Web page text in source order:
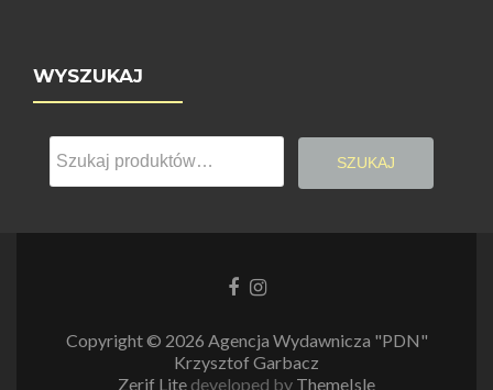
WYSZUKAJ
Szukaj:
SZUKAJ
LinkLink
Copyright © 2026 Agencja Wydawnicza "PDN"
Krzysztof Garbacz
Zerif Lite developed by ThemeIsle